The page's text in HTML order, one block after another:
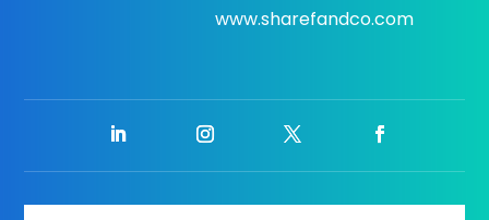
www.sharefandco.com